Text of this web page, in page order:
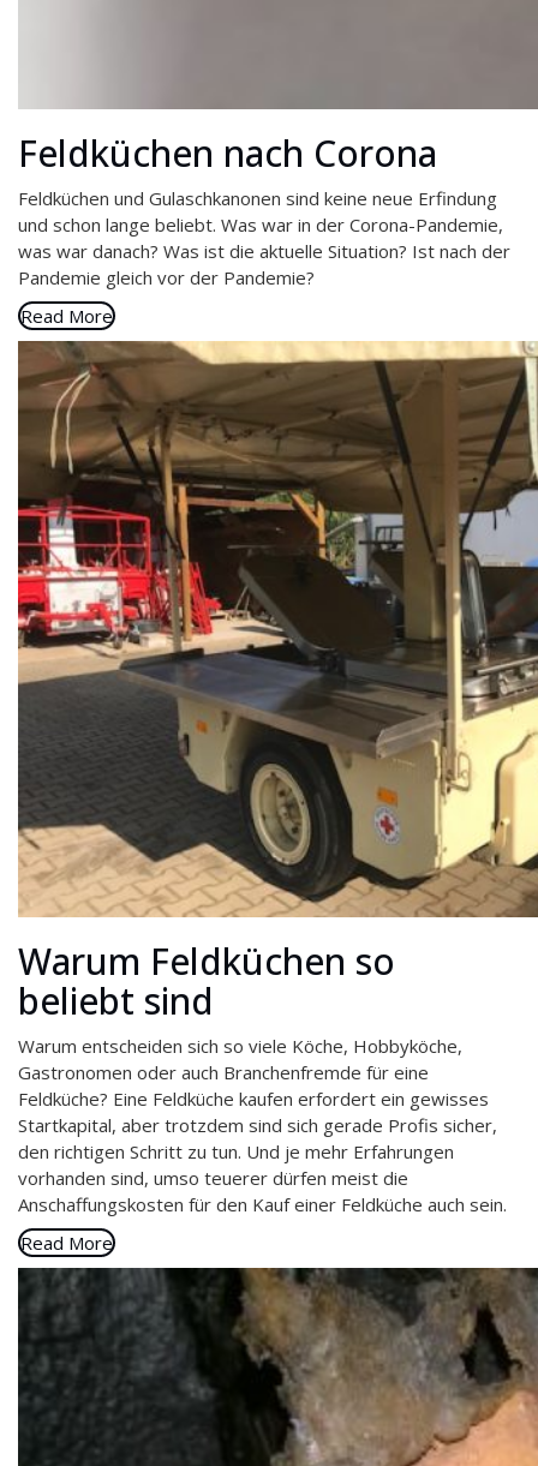
Feldküchen nach Corona
Feldküchen und Gulaschkanonen sind keine neue Erfindung
und schon lange beliebt. Was war in der Corona-Pandemie,
was war danach? Was ist die aktuelle Situation? Ist nach der
Pandemie gleich vor der Pandemie?
Read More
Warum Feldküchen so
beliebt sind
Warum entscheiden sich so viele Köche, Hobbyköche,
Gastronomen oder auch Branchenfremde für eine
Feldküche? Eine Feldküche kaufen erfordert ein gewisses
Startkapital, aber trotzdem sind sich gerade Profis sicher,
den richtigen Schritt zu tun. Und je mehr Erfahrungen
vorhanden sind, umso teuerer dürfen meist die
Anschaffungskosten für den Kauf einer Feldküche auch sein.
Read More